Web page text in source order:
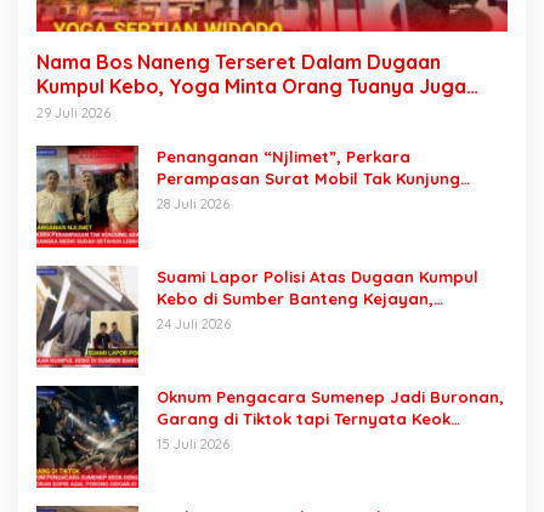
Nama Bos Naneng Terseret Dalam Dugaan
Kumpul Kebo, Yoga Minta Orang Tuanya Juga
Dipanggil Polisi
29 Juli 2026
Penanganan “Njlimet”, Perkara
Perampasan Surat Mobil Tak Kunjung
Tersangka Padahal Setahun di Polres
28 Juli 2026
Suami Lapor Polisi Atas Dugaan Kumpul
Kebo di Sumber Banteng Kejayan,
Keluarga Minta Segera Ditangkap
24 Juli 2026
Oknum Pengacara Sumenep Jadi Buronan,
Garang di Tiktok tapi Ternyata Keok
Dengan Laporan Seorang Sopir
15 Juli 2026